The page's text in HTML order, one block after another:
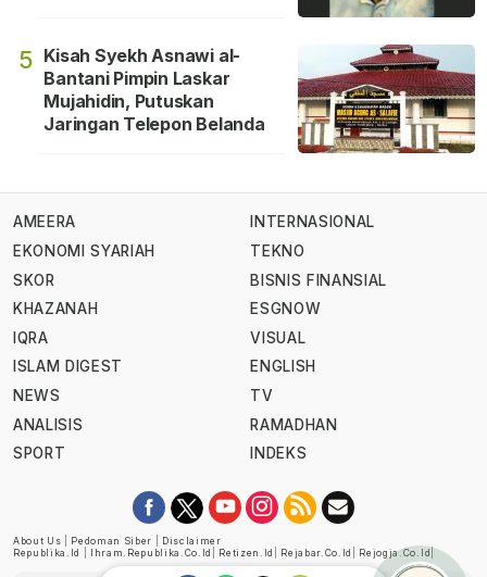
5 Kisah Syekh Asnawi al-
Bantani Pimpin Laskar
Mujahidin, Putuskan
Jaringan Telepon Belanda
AMEERA
EKONOMI SYARIAH
SKOR
KHAZANAH
IQRA
ISLAM DIGEST
NEWS
ANALISIS
SPORT
INTERNASIONAL
TEKNO
BISNIS FINANSIAL
ESGNOW
VISUAL
ENGLISH
TV
RAMADHAN
INDEKS
About Us Pedoman Siber
Disclaimer
Republika.id
Ihram.republika.co.id Retizen.id Rejabar.co.id Rejogja.co.id